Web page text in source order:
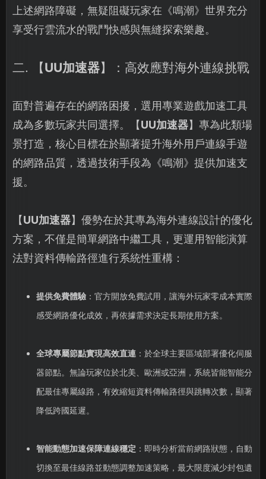
上述網路障礙，無疑阻礙玩家在《鳴潮》世界充分
享受行雲流水的戰鬥快感與無縫探索樂趣。
二. 【UU加速器】：高效應對海外連線挑戰
面對普遍存在的網路困擾，選用專業遊戲加速工具
成為多數玩家共同選擇。【UU加速器】專為此類場
景打造，核心目標在於顯著提升海外用戶連線手遊
的網路品質，透過技術手段為《鳴潮》提供加速支
援。
【UU加速器】優勢在於其專為海外連線設計的優化
方案，不僅是簡單網路中繼工具，更運用智能演算
法對資料傳輸路徑進行系統性重構：
提供免費體驗：官方開放免費試用，讓海外玩家零成本實際
感受網路優化成效，再依據需求決定長期使用方案。
全球專屬節點實現高效直連：於全球主要區域部署優化伺服
器節點。無論玩家位於北美、歐洲或亞洲，系統皆能智能分
配最佳專屬線路，有效縮短資料傳輸路徑與跳轉次數，顯著
降低跨國延遲。
智能動態加速保障連線穩定 ：即時分析當前網路狀態，自動
切換至最佳線路並動態調整加速策略，最大限度減少封包遺